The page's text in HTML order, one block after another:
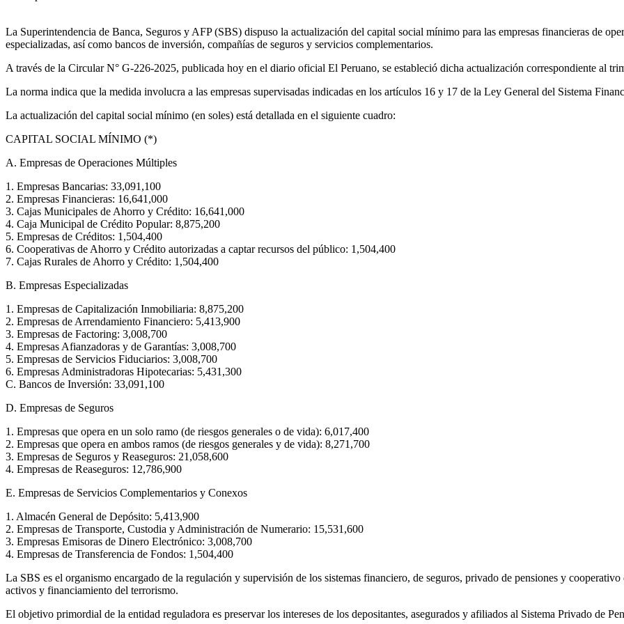
La Superintendencia de Banca, Seguros y AFP (SBS) dispuso la actualización del capital social mínimo para las empresas financieras de
especializadas, así como bancos de inversión, compañías de seguros y servicios complementarios.
A través de la Circular N° G-226-2025, publicada hoy en el diario oficial El Peruano, se estableció dicha actualización correspondiente al
La norma indica que la medida involucra a las empresas supervisadas indicadas en los artículos 16 y 17 de la Ley General del Sistema
La actualización del capital social mínimo (en soles) está detallada en el siguiente cuadro:
CAPITAL SOCIAL MÍNIMO (*)
A. Empresas de Operaciones Múltiples
1. Empresas Bancarias: 33,091,100
2. Empresas Financieras: 16,641,000
3. Cajas Municipales de Ahorro y Crédito: 16,641,000
4. Caja Municipal de Crédito Popular: 8,875,200
5. Empresas de Créditos: 1,504,400
6. Cooperativas de Ahorro y Crédito autorizadas a captar recursos del público: 1,504,400
7. Cajas Rurales de Ahorro y Crédito: 1,504,400
B. Empresas Especializadas
1. Empresas de Capitalización Inmobiliaria: 8,875,200
2. Empresas de Arrendamiento Financiero: 5,413,900
3. Empresas de Factoring: 3,008,700
4. Empresas Afianzadoras y de Garantías: 3,008,700
5. Empresas de Servicios Fiduciarios: 3,008,700
6. Empresas Administradoras Hipotecarias: 5,431,300
C. Bancos de Inversión: 33,091,100
D. Empresas de Seguros
1. Empresas que opera en un solo ramo (de riesgos generales o de vida): 6,017,400
2. Empresas que opera en ambos ramos (de riesgos generales y de vida): 8,271,700
3. Empresas de Seguros y Reaseguros: 21,058,600
4. Empresas de Reaseguros: 12,786,900
E. Empresas de Servicios Complementarios y Conexos
1. Almacén General de Depósito: 5,413,900
2. Empresas de Transporte, Custodia y Administración de Numerario: 15,531,600
3. Empresas Emisoras de Dinero Electrónico: 3,008,700
4. Empresas de Transferencia de Fondos: 1,504,400
La SBS es el organismo encargado de la regulación y supervisión de los sistemas financiero, de seguros, privado de pensiones y
activos y financiamiento del terrorismo.
El objetivo primordial de la entidad reguladora es preservar los intereses de los depositantes, asegurados y afiliados al Sistema Privado de